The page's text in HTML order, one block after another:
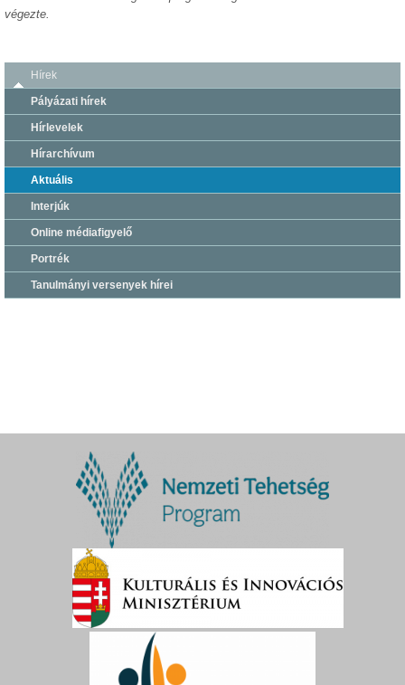
végezte.
Hírek
Pályázati hírek
Hírlevelek
Hírarchívum
Aktuális
Interjúk
Online médiafigyelő
Portrék
Tanulmányi versenyek hírei